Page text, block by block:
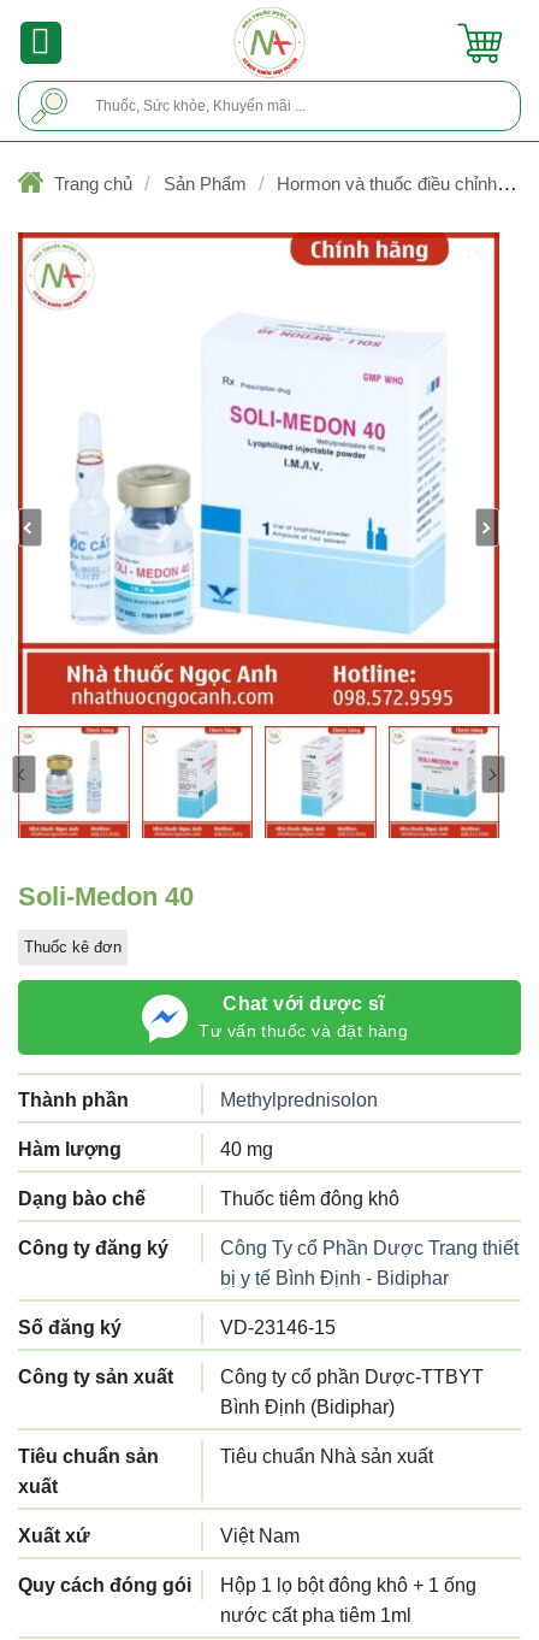
Trang chủ / Sản Phẩm /
Hormon và thuốc điều chỉnh rối
Chat với dược sĩ
Tư vấn thuốc và đặt hàng
Soli-Medon 40
Thuốc kê đơn
Thành phần Methylprednisolon
Hàm lượng 40 mg
Dạng bào chế Thuốc tiêm đông khô
Công ty đăng ký
Công Ty cổ Phần Dược Trang thiết
bị y tế Bình Định - Bidiphar
Số đăng ký VD-23146-15
Công ty sản xuất
Công ty cổ phần Dược-TTBYT
Bình Định (Bidiphar)
Tiêu chuẩn sản
xuất
Tiêu chuẩn Nhà sản xuất
Xuất xứ Việt Nam
Quy cách đóng gói
Hộp 1 lọ bột đông khô + 1 ống
nước cất pha tiêm 1ml